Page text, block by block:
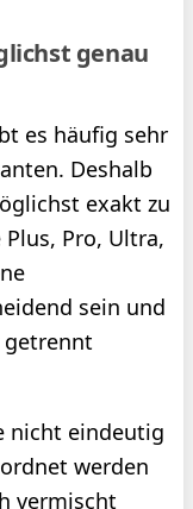
genau
es häufig sehr
Deshalb
exakt zu
Pro, Ultra,
sein und
getrennt
nicht eindeutig
werden
vermischt